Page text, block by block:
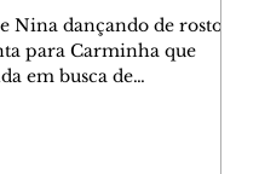
Nina dançando de rosto
para Carminha que
em busca de